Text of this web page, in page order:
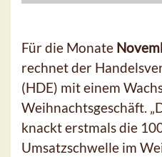
Für die Monate
rechnet der
(HDE) mit einem
Weihnachtsgeschäft.
knackt erstmals die
Umsatzschwelle im